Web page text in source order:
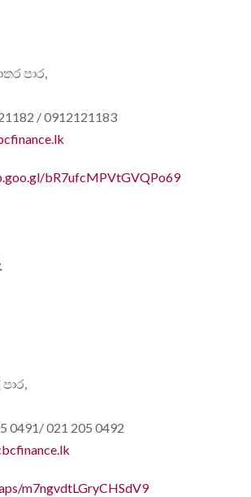
පාර,
/ 0912121183
bR7ufcMPVtGVQPo69
0491/ 021 205 0492
m7ngvdtLGryCHSdV9